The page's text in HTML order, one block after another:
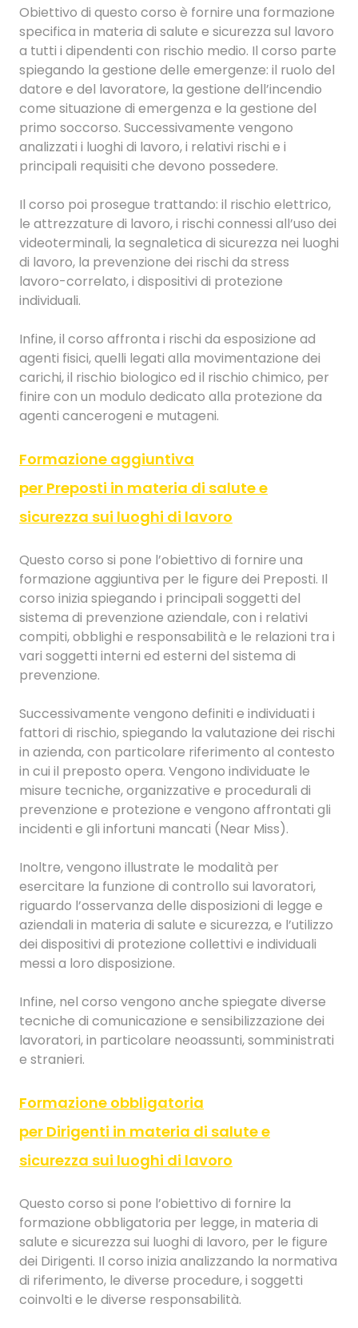
Obiettivo di questo corso è fornire una formazione
specifica in materia di salute e sicurezza sul lavoro
a tutti i dipendenti con rischio medio. Il corso parte
spiegando la gestione delle emergenze: il ruolo del
datore e del lavoratore, la gestione dell’incendio
come situazione di emergenza e la gestione del
primo soccorso. Successivamente vengono
analizzati i luoghi di lavoro, i relativi rischi e i
principali requisiti che devono possedere.
Il corso poi prosegue trattando: il rischio elettrico,
le attrezzature di lavoro, i rischi connessi all’uso dei
videoterminali, la segnaletica di sicurezza nei luoghi
di lavoro, la prevenzione dei rischi da stress
lavoro-correlato, i dispositivi di protezione
individuali.
Infine, il corso affronta i rischi da esposizione ad
agenti fisici, quelli legati alla movimentazione dei
carichi, il rischio biologico ed il rischio chimico, per
finire con un modulo dedicato alla protezione da
agenti cancerogeni e mutageni.
Formazione aggiuntiva
per Preposti in materia di salute e
sicurezza sui luoghi di lavoro
Questo corso si pone l’obiettivo di fornire una
formazione aggiuntiva per le figure dei Preposti. Il
corso inizia spiegando i principali soggetti del
sistema di prevenzione aziendale, con i relativi
compiti, obblighi e responsabilità e le relazioni tra i
vari soggetti interni ed esterni del sistema di
prevenzione.
Successivamente vengono definiti e individuati i
fattori di rischio, spiegando la valutazione dei rischi
in azienda, con particolare riferimento al contesto
in cui il preposto opera. Vengono individuate le
misure tecniche, organizzative e procedurali di
prevenzione e protezione e vengono affrontati gli
incidenti e gli infortuni mancati (Near Miss).
Inoltre, vengono illustrate le modalità per
esercitare la funzione di controllo sui lavoratori,
riguardo l’osservanza delle disposizioni di legge e
aziendali in materia di salute e sicurezza, e l’utilizzo
dei dispositivi di protezione collettivi e individuali
messi a loro disposizione.
Infine, nel corso vengono anche spiegate diverse
tecniche di comunicazione e sensibilizzazione dei
lavoratori, in particolare neoassunti, somministrati
e stranieri.
Formazione obbligatoria
per Dirigenti in materia di salute e
sicurezza sui luoghi di lavoro
Questo corso si pone l’obiettivo di fornire la
formazione obbligatoria per legge, in materia di
salute e sicurezza sui luoghi di lavoro, per le figure
dei Dirigenti. Il corso inizia analizzando la normativa
di riferimento, le diverse procedure, i soggetti
coinvolti e le diverse responsabilità.